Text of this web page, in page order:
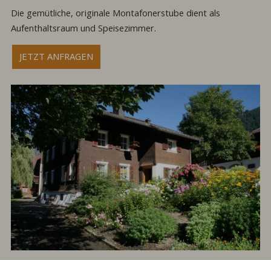
Die gemütliche, originale Montafonerstube dient als
Aufenthaltsraum und Speisezimmer.
JETZT ANFRAGEN